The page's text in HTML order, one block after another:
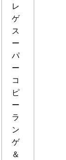
レ
ゲ
ス
ー
パ
ー
コ
ピ
ー
ラ
ン
ゲ
＆